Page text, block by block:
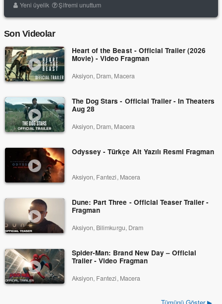
Yeni üyelik Şifremi unuttum
Son Videolar
Heart of the Beast - Official Trailer (2026
Movie) - Video Fragman
Aksiyon, Dram, Macera
The Dog Stars - Official Trailer - In Theaters
Aug 28
Aksiyon, Dram, Macera
Odyssey - Türkçe Alt Yazılı Resmi Fragman
Aksiyon, Fantezi, Macera
Dune: Part Three - Official Teaser Trailer -
Fragman
Aksiyon, Bilimkurgu, Dram
Spider-Man: Brand New Day – Official
Trailer - Video Fragman
Aksiyon, Fantezi, Macera